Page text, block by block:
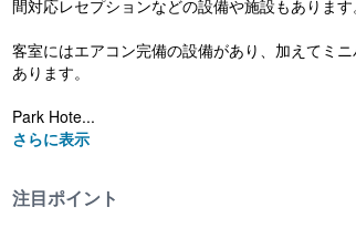
間対応レセプションなどの設備や施設もあります
客室にはエアコン完備の設備があり、加えてミ
あります。
Park Hote...
さらに表示
注目ポイント